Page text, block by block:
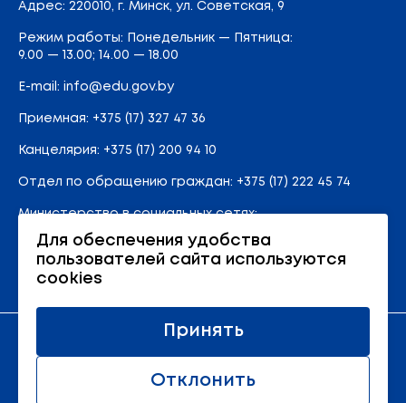
Адрес: 220010, г. Минск, ул. Советская, 9
Режим работы: Понедельник — Пятница:
9.00 — 13.00; 14.00 — 18.00
E-mail: info@edu.gov.by
Приемная: +375 (17) 327 47 36
Канцелярия: +375 (17) 200 94 10
Отдел по обращению граждан: +375 (17) 222 45 74
Министерство в социальных сетях:
Карта сайта
Для обеспечения удобства
пользователей сайта используются
cookies
Отклонить
Принять